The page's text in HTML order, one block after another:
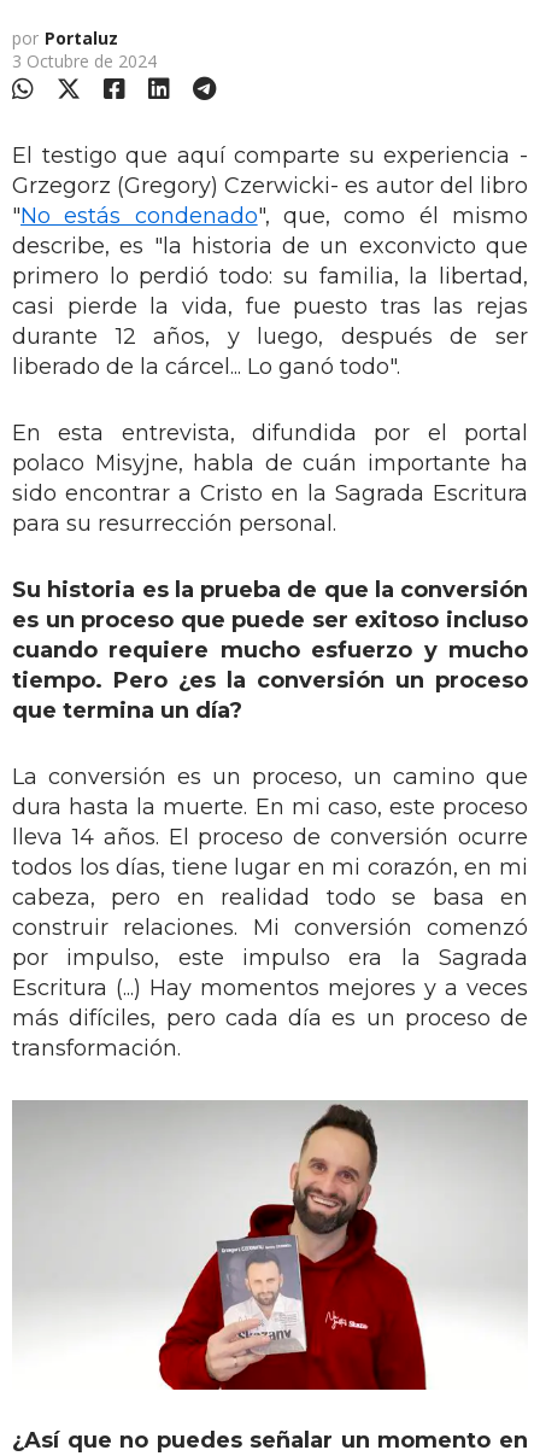
por Portaluz
3 Octubre de 2024
El testigo que aquí comparte su experiencia -
Grzegorz (Gregory) Czerwicki- es autor del libro
"No estás condenado", que, como él mismo
describe, es "la historia de un exconvicto que
primero lo perdió todo: su familia, la libertad,
casi pierde la vida, fue puesto tras las rejas
durante 12 años, y luego, después de ser
liberado de la cárcel... Lo ganó todo".
En esta entrevista, difundida por el portal
polaco Misyjne, habla de cuán importante ha
sido encontrar a Cristo en la Sagrada Escritura
para su resurrección personal.
Su historia es la prueba de que la conversión
es un proceso que puede ser exitoso incluso
cuando requiere mucho esfuerzo y mucho
tiempo. Pero ¿es la conversión un proceso
que termina un día?
La conversión es un proceso, un camino que
dura hasta la muerte. En mi caso, este proceso
lleva 14 años. El proceso de conversión ocurre
todos los días, tiene lugar en mi corazón, en mi
cabeza, pero en realidad todo se basa en
construir relaciones. Mi conversión comenzó
por impulso, este impulso era la Sagrada
Escritura (...) Hay momentos mejores y a veces
más difíciles, pero cada día es un proceso de
transformación.
¿Así que no puedes señalar un momento en